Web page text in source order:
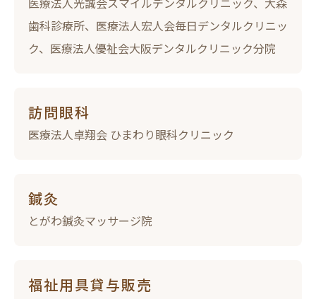
歯科診療所、医療法人宏人会毎日デンタルクリニッ
ク、医療法人優祉会大阪デンタルクリニック分院
訪問眼科
医療法人卓翔会 ひまわり眼科クリニック
鍼灸
とがわ鍼灸マッサージ院
福祉用具貸与販売